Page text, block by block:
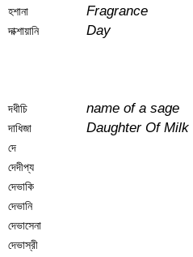
হশানা
Fragrance
দাক্শায়ানি
Day
দধীচি
name of a sage
দাধিজা
Daughter Of Milk
দে
দেদীপ্য
দেভাকি
দেভানি
দেভাসেনা
দেভাস্রী